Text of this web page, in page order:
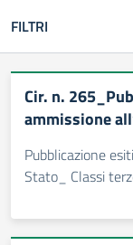
FILTRI
Cir. n.
ammissione
Pubblicazione
Stato_ Classi